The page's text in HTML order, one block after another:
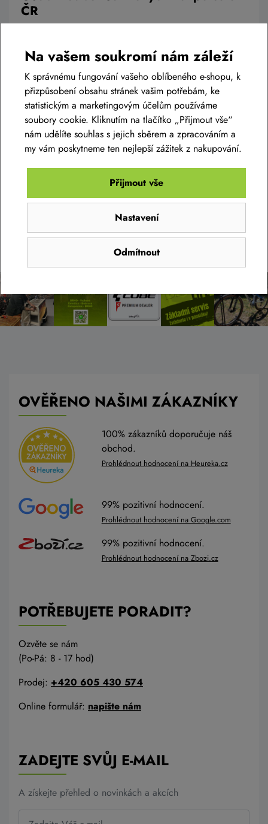
ČR
Není problém, kolo vám můžeme poslat přímo domů, ale
můžete využít našich rozšířených služeb a využít jedno z našich
mnoha prověřených výdejních míst, kde vám kolo předají
kompletně připravené a můžete se na ně obrátit i ohledně
servisu.
Číst článek
SLEDUJTE NÁŠ INSTAGRAM
@bikelife.cz
OVĚŘENO NAŠIMI ZÁKAZNÍKY
100% zákazníků doporučuje náš
obchod.
Prohlédnout hodnocení na Heureka.cz
99% pozitivní hodnocení.
Prohlédnout hodnocení na Google.com
99% pozitivní hodnocení.
Prohlédnout hodnocení na Zbozi.cz
POTŘEBUJETE PORADIT?
Ozvěte se nám
(Po-Pá: 8 - 17 hod)
Prodej: +420 605 430 574
Online formulář: napište nám
ZADEJTE SVŮJ E-MAIL
A získejte přehled o novinkách a akcích
Na vašem soukromí nám záleží
K správnému fungování vašeho oblíbeného e-shopu, k
přizpůsobení obsahu stránek vašim potřebám, ke
statistickým a marketingovým účelům používáme
soubory cookie. Kliknutím na tlačítko „Přijmout vše“
nám udělíte souhlas s jejich sběrem a zpracováním a
my vám poskytneme ten nejlepší zážitek z nakupování.
Odmítnout
Nastavení
Přijmout vše